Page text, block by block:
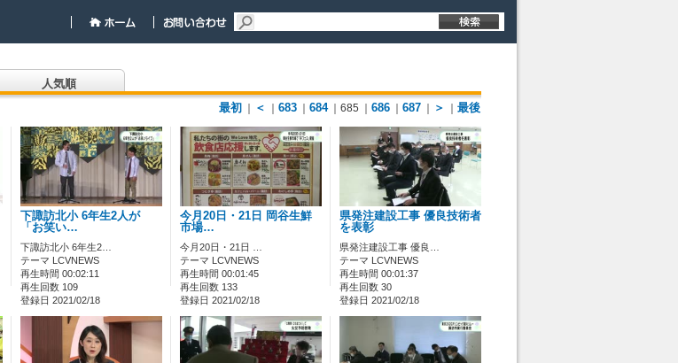
人気順
最初
＜ 683 684 ｜685 686 687 ＞ 最後
下諏訪北小 6年生2人が
「お笑い…
下諏訪北小 6年生2…
テーマ LCVNEWS
再生時間 00:02:11
再生回数 109
登録日 2021/02/18
今月20日・21日 岡谷生鮮
市場…
今月20日・21日 …
テーマ LCVNEWS
再生時間 00:01:45
再生回数 133
登録日 2021/02/18
県発注建設工事 優良技術者
を表彰
県発注建設工事 優良…
テーマ LCVNEWS
再生時間 00:01:37
再生回数 30
登録日 2021/02/18